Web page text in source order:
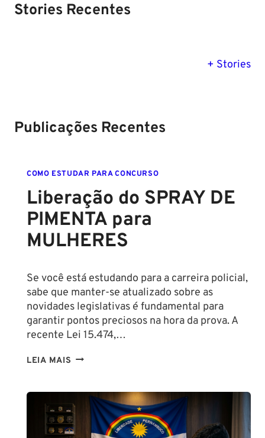
Stories Recentes
+ Stories
MG:
Publicações Recentes
COMO ESTUDAR PARA CONCURSO
Liberação do SPRAY DE
PIMENTA para
MULHERES
Se você está estudando para a carreira policial,
sabe que manter-se atualizado sobre as
novidades legislativas é fundamental para
garantir pontos preciosos na hora da prova. A
recente Lei 15.474,…
LEIA MAIS LIBERAÇÃO
DE
PIMENTA
PARA